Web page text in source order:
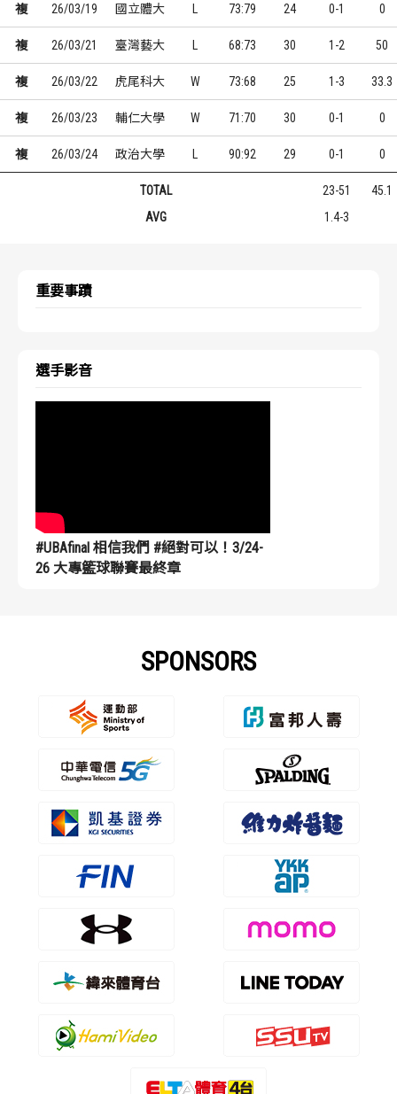
複 26/03/19 國立體大 73:79 24 0-1 0
複 26/03/21 臺灣藝大 68:73 30 1-2 50
複 26/03/22 虎尾科大 W 73:68 25 1-3 33.3
複 26/03/23 輔仁大學 W 71:70 30 0-1 0
複 26/03/24 政治大學 90:92 29 0-1 0
TOTAL 23-51
45.1
AVG
1.4-3
重要事蹟
選手影音
#UBAfinal 相信我們 #絕對可以！3/24-
26 大專籃球聯賽最終章
SPONSORS